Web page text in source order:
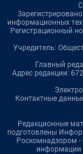
информационных
Регистрационный
Учредитель:
Главный
Адрес редакции:
Контактные
Редакционные
подготовлены
Роскомнадзором -
информации